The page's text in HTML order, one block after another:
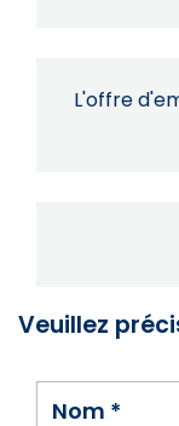
L'offre
Veuillez
Nom *